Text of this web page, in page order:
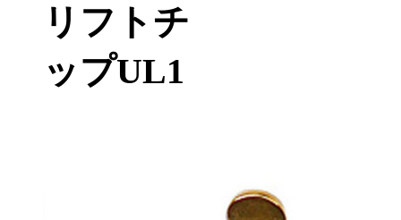
リフトチ
ップUL1